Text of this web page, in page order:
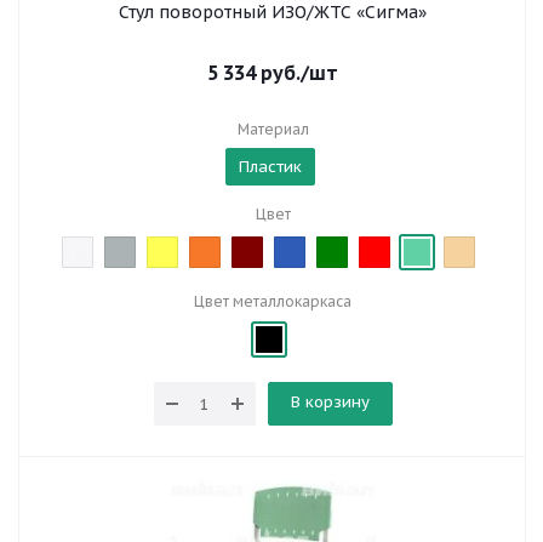
Стул поворотный ИЗО/ЖТС «Сигма»
5 334руб./шт
Материал
Пластик
Цвет
Цвет металлокаркаса
В корзину